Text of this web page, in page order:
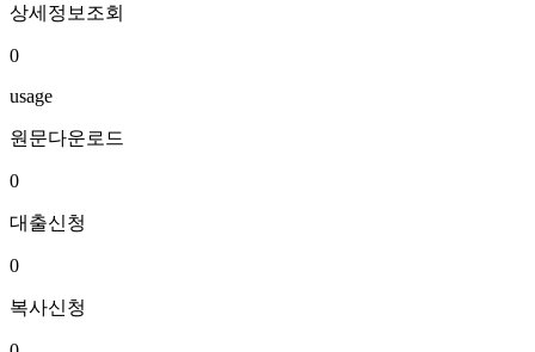
상세정보조회
0
usage
원문다운로드
0
대출신청
0
복사신청